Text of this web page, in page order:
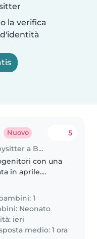
la verifica
Nuovo
Lavoro per babysitter a Bologna
5
con una
in aprile.
un aiuto per
del tempo
sul lavoro...
1
Neonato
ieri
medio: 1 ora